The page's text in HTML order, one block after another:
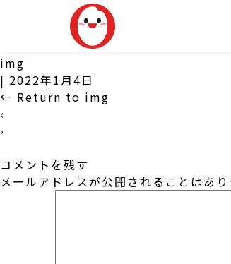
img
| 2022年1月4日
← Return to img
‹
›
コメントを残す
メールアドレスが公開されることはあり